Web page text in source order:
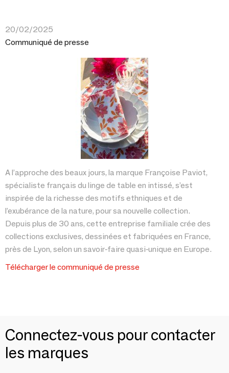
20/02/2025
Communiqué de presse
A l’approche des beaux jours, la marque Françoise Paviot,
spécialiste français du linge de table en intissé, s’est
inspirée de la richesse des motifs ethniques et de
l’exubérance de la nature, pour sa nouvelle collection.
Depuis plus de 30 ans, cette entreprise familiale crée des
collections exclusives, dessinées et fabriquées en France,
près de Lyon, selon un savoir-faire quasi-unique en Europe.
Télécharger le communiqué de presse
Connectez-vous pour contacter
les marques